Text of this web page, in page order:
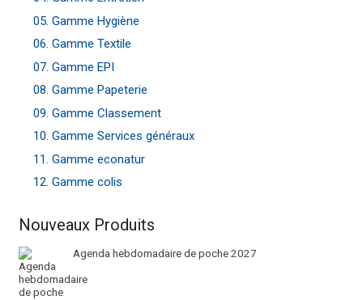
05. Gamme Hygiène
06. Gamme Textile
07. Gamme EPI
08. Gamme Papeterie
09. Gamme Classement
10. Gamme Services généraux
11. Gamme econatur
12. Gamme colis
Nouveaux Produits
Agenda hebdomadaire de poche 2027